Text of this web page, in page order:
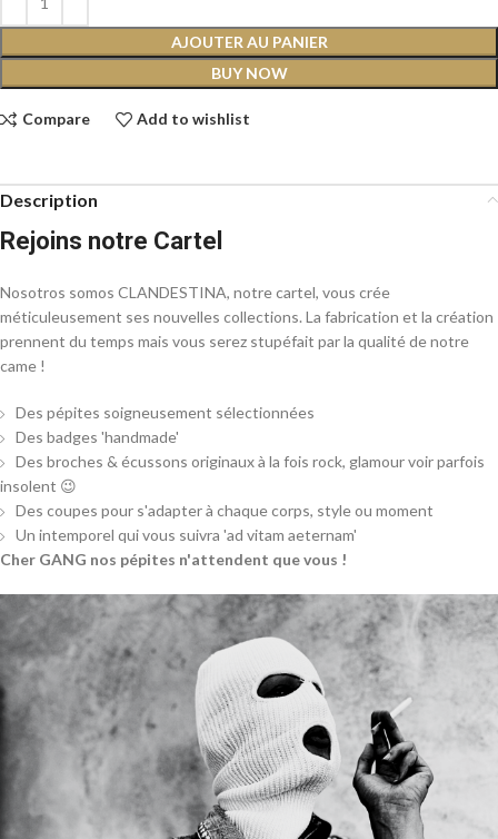
AJOUTER AU PANIER
BUY NOW
Compare Add to wishlist
Description
Rejoins notre Cartel
Nosotros somos CLANDESTINA, notre cartel, vous crée
méticuleusement ses nouvelles collections. La fabrication et la création
prennent du temps mais vous serez stupéfait par la qualité de notre
came !
Des pépites soigneusement sélectionnées
Des badges 'handmade'
Des broches & écussons originaux à la fois rock, glamour voir parfois
insolent 😉
Des coupes pour s'adapter à chaque corps, style ou moment
Un intemporel qui vous suivra 'ad vitam aeternam'
Cher GANG nos pépites n'attendent que vous !